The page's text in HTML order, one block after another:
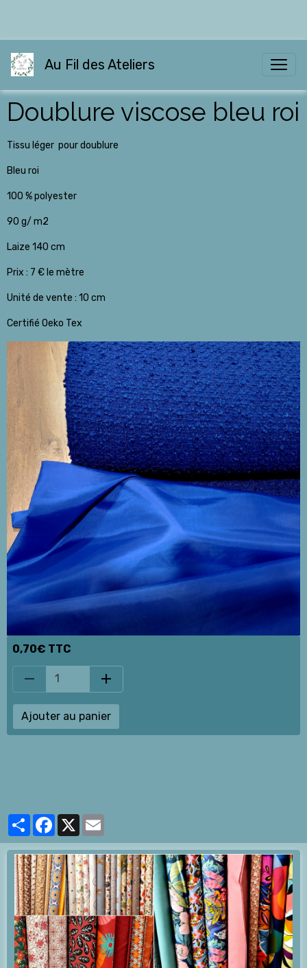
Au Fil des Ateliers
Doublure viscose bleu roi
Tissu léger pour doublure
Bleu roi
100 % polyester
90 g/ m2
Laize 140 cm
Prix : 7 € le mètre
Unité de vente : 10 cm
Certifié Oeko Tex
0,70€ TTC
Ajouter au panier
PartagerFacebook